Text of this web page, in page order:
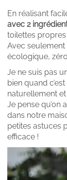
En réalisant
avec 2
toilettes
Avec
écologique,
Je ne suis pas
bien quand
naturellement
Je pense qu’on
dans notre
petites astuces
efficace !